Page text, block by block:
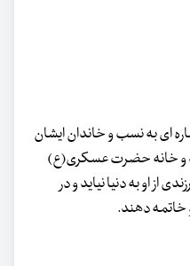
ای به نسب و خاندان ایشان
و خانه حضرت عسکری(ع)
از او به دنیا نیاید و در
خاتمه دهند.